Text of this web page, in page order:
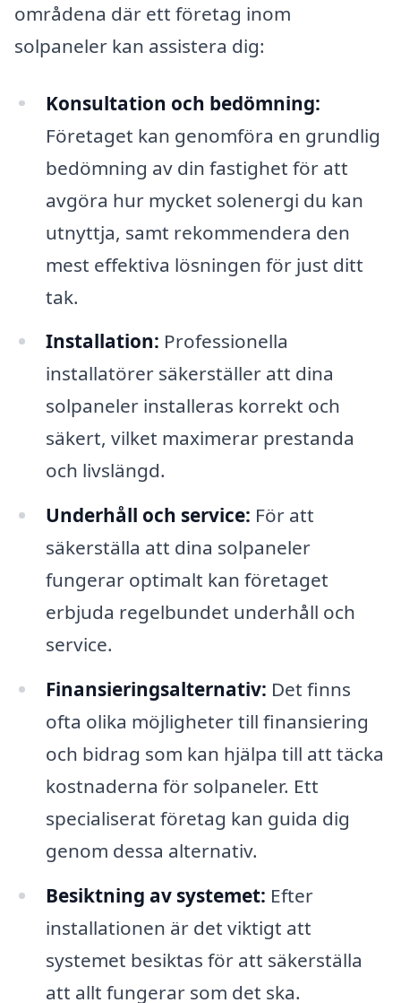
områdena där ett företag inom
solpaneler kan assistera dig:
Konsultation och bedömning:
Företaget kan genomföra en grundlig
bedömning av din fastighet för att
avgöra hur mycket solenergi du kan
utnyttja, samt rekommendera den
mest effektiva lösningen för just ditt
tak.
Installation: Professionella
installatörer säkerställer att dina
solpaneler installeras korrekt och
säkert, vilket maximerar prestanda
och livslängd.
Underhåll och service: För att
säkerställa att dina solpaneler
fungerar optimalt kan företaget
erbjuda regelbundet underhåll och
service.
Finansieringsalternativ: Det finns
ofta olika möjligheter till finansiering
och bidrag som kan hjälpa till att täcka
kostnaderna för solpaneler. Ett
specialiserat företag kan guida dig
genom dessa alternativ.
Besiktning av systemet: Efter
installationen är det viktigt att
systemet besiktas för att säkerställa
att allt fungerar som det ska.